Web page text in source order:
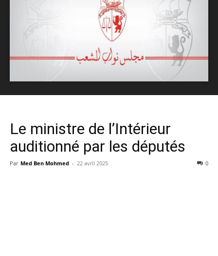
Le ministre de l’Intérieur
auditionné par les députés
Par Med Ben Mohmed - 22 avril 2025 0